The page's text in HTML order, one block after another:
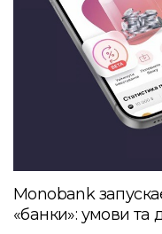
Monobank
«банки»: умови та